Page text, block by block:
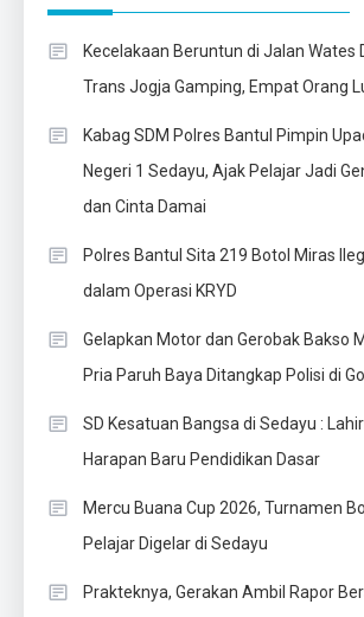
Kecelakaan Beruntun di Jalan Wates
Trans Jogja Gamping, Empat Orang
Kabag SDM Polres Bantul Pimpin
Negeri 1 Sedayu, Ajak Pelajar Jadi
dan Cinta Damai
Polres Bantul Sita 219 Botol Miras
dalam Operasi KRYD
Gelapkan Motor dan Gerobak Bakso
Pria Paruh Baya Ditangkap Polisi di
SD Kesatuan Bangsa di Sedayu :
Harapan Baru Pendidikan Dasar
Mercu Buana Cup 2026, Turnamen
Pelajar Digelar di Sedayu
Prakteknya, Gerakan Ambil Rapor